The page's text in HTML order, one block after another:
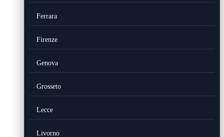
Ferrara
Firenze
Genova
Grosseto
Lecce
Livorno